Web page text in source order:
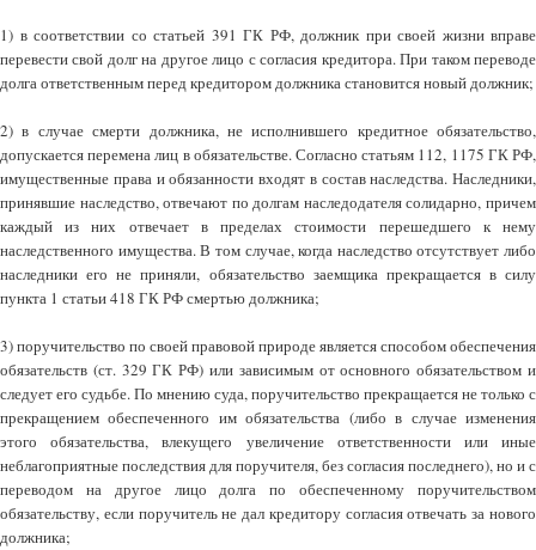
1) в соответствии со статьей 391 ГК РФ, должник при своей жизни вправе
перевести свой долг на другое лицо с согласия кредитора. При таком переводе
долга ответственным перед кредитором должника становится новый должник;
2) в случае смерти должника, не исполнившего кредитное обязательство,
допускается перемена лиц в обязательстве. Согласно статьям 112, 1175 ГК РФ,
имущественные права и обязанности входят в состав наследства. Наследники,
принявшие наследство, отвечают по долгам наследодателя солидарно, причем
каждый из них отвечает в пределах стоимости перешедшего к нему
наследственного имущества. В том случае, когда наследство отсутствует либо
наследники его не приняли, обязательство заемщика прекращается в силу
пункта 1 статьи 418 ГК РФ смертью должника;
3) поручительство по своей правовой природе является способом обеспечения
обязательств (ст. 329 ГК РФ) или зависимым от основного обязательством и
следует его судьбе. По мнению суда, поручительство прекращается не только с
прекращением обеспеченного им обязательства (либо в случае изменения
этого обязательства, влекущего увеличение ответственности или иные
неблагоприятные последствия для поручителя, без согласия последнего), но и с
переводом на другое лицо долга по обеспеченному поручительством
обязательству, если поручитель не дал кредитору согласия отвечать за нового
должника;